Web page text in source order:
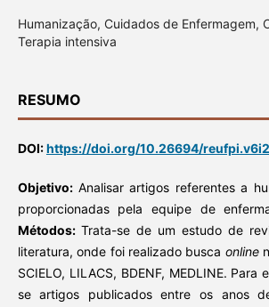
Humanização, Cuidados de Enfermagem,
Terapia intensiva
RESUMO
DOI:https://doi.org/10.26694/
Objetivo: Analisar artigos referentes a
proporcionadas pela equipe de
Métodos: Trata-se de um estudo de
literatura, onde foi realizado busca online
SCIELO, LILACS, BDENF, MEDLINE. Para
se artigos publicados entre os anos